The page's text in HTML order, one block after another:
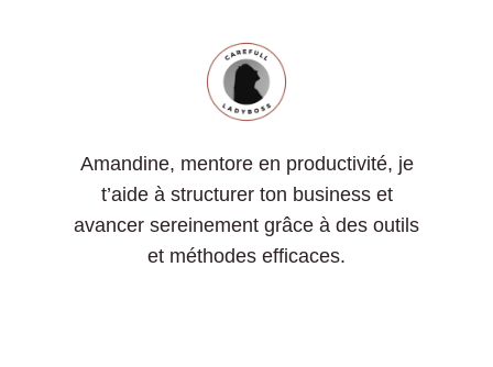
Amandine, mentore en productivité, je
t’aide à structurer ton business et
avancer sereinement grâce à des outils
et méthodes efficaces.